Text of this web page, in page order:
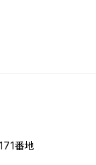
番地